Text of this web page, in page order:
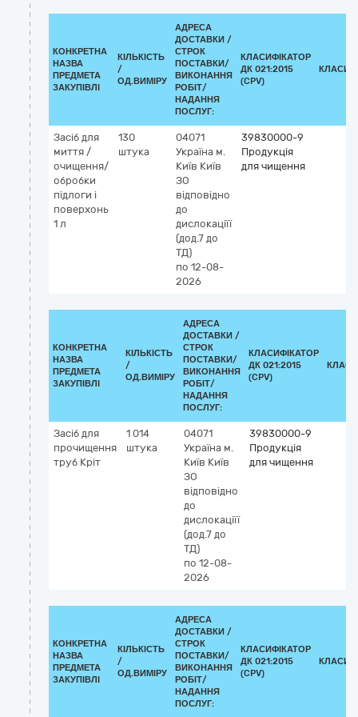
КОНКРЕТНА
НАЗВА
ПРЕДМЕТА
ЗАКУПІВЛІ
КІЛЬКІСТЬ
/
ОД.ВИМІРУ
АДРЕСА
ДОСТАВКИ /
СТРОК
ПОСТАВКИ/
ВИКОНАННЯ
РОБІТ/
НАДАННЯ
ПОСЛУГ:
КЛАСИФІКАТОР
ДК 021:2015
(CPV)
Засіб для
миття /
очищення/
обробки
підлоги і
поверхонь
1 л
130
штука
04071
Україна м.
Київ Київ
ЗО
відповідно
до
дислокаціїї
(дод.7 до
ТД)
по 12-08-
2026
39830000-9
Продукція
для чищення
КОНКРЕТНА
НАЗВА
ПРЕДМЕТА
ЗАКУПІВЛІ
КІЛЬКІСТЬ
/
ОД.ВИМІРУ
АДРЕСА
ДОСТАВКИ /
СТРОК
ПОСТАВКИ/
ВИКОНАННЯ
РОБІТ/
НАДАННЯ
ПОСЛУГ:
КЛАСИФІКАТОР
ДК 021:2015
(CPV)
Засіб для
прочищення
труб Кріт
1 014
штука
04071
Україна м.
Київ Київ
ЗО
відповідно
до
дислокаціїї
(дод.7 до
ТД)
по 12-08-
2026
39830000-9
Продукція
для чищення
КОНКРЕТНА
НАЗВА
ПРЕДМЕТА
ЗАКУПІВЛІ
КІЛЬКІСТЬ
/
ОД.ВИМІРУ
АДРЕСА
ДОСТАВКИ /
СТРОК
ПОСТАВКИ/
ВИКОНАННЯ
РОБІТ/
НАДАННЯ
ПОСЛУГ:
КЛАСИФІКАТОР
ДК 021:2015
(CPV)